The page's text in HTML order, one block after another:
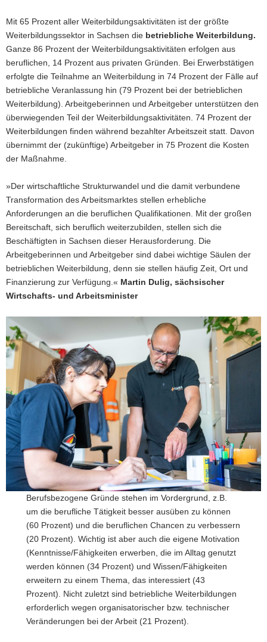
Mit 65 Prozent aller Weiterbildungsaktivitäten ist der größte
Weiterbildungssektor in Sachsen die betriebliche Weiterbildung.
Ganze 86 Prozent der Weiterbildungsaktivitäten erfolgen aus
beruflichen, 14 Prozent aus privaten Gründen. Bei Erwerbstätigen
erfolgte die Teilnahme an Weiterbildung in 74 Prozent der Fälle auf
betriebliche Veranlassung hin (79 Prozent bei der betrieblichen
Weiterbildung). Arbeitgeberinnen und Arbeitgeber unterstützen den
überwiegenden Teil der Weiterbildungsaktivitäten. 74 Prozent der
Weiterbildungen finden während bezahlter Arbeitszeit statt. Davon
übernimmt der (zukünftige) Arbeitgeber in 75 Prozent die Kosten
der Maßnahme.
»Der wirtschaftliche Strukturwandel und die damit verbundene
Transformation des Arbeitsmarktes stellen erhebliche
Anforderungen an die beruflichen Qualifikationen. Mit der großen
Bereitschaft, sich beruflich weiterzubilden, stellen sich die
Beschäftigten in Sachsen dieser Herausforderung. Die
Arbeitgeberinnen und Arbeitgeber sind dabei wichtige Säulen der
betrieblichen Weiterbildung, denn sie stellen häufig Zeit, Ort und
Finanzierung zur Verfügung.« Martin Dulig, sächsischer
Wirtschafts- und Arbeitsminister
Berufsbezogene Gründe stehen im Vordergrund, z.B.
um die berufliche Tätigkeit besser ausüben zu können
(60 Prozent) und die beruflichen Chancen zu verbessern
(20 Prozent). Wichtig ist aber auch die eigene Motivation
(Kenntnisse/Fähigkeiten erwerben, die im Alltag genutzt
werden können (34 Prozent) und Wissen/Fähigkeiten
erweitern zu einem Thema, das interessiert (43
Prozent). Nicht zuletzt sind betriebliche Weiterbildungen
erforderlich wegen organisatorischer bzw. technischer
Veränderungen bei der Arbeit (21 Prozent).